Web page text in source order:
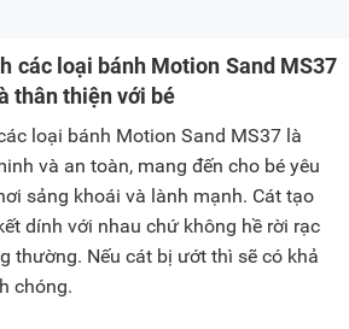
các loại bánh Motion Sand MS37
thân thiện với bé
loại bánh Motion Sand MS37 là
và an toàn, mang đến cho bé yêu
sảng khoái và lành mạnh. Cát tạo
dính với nhau chứ không hề rời rạc
thường. Nếu cát bị ướt thì sẽ có khả
chóng.